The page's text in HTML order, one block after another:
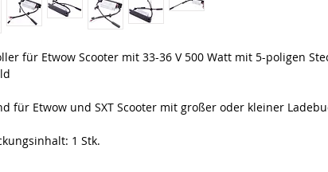
für Etwow Scooter mit 33-36 V 500 Watt mit 5-poligen
für Etwow und SXT Scooter mit großer oder kleiner
1 Stk.